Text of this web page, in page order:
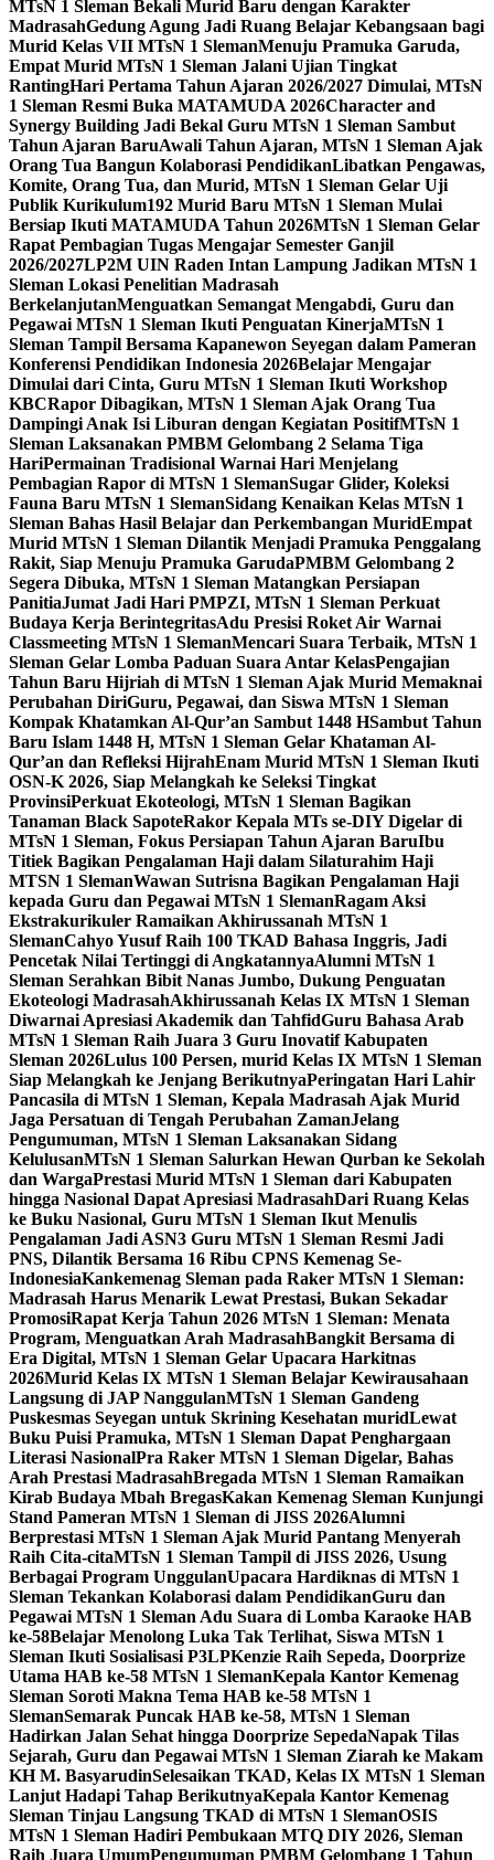
MTsN 1 Sleman Bekali Murid Baru dengan Karakter
MadrasahGedung Agung Jadi Ruang Belajar Kebangsaan bagi
Murid Kelas VII MTsN 1 SlemanMenuju Pramuka Garuda,
Empat Murid MTsN 1 Sleman Jalani Ujian Tingkat
RantingHari Pertama Tahun Ajaran 2026/2027 Dimulai, MTsN
1 Sleman Resmi Buka MATAMUDA 2026Character and
Synergy Building Jadi Bekal Guru MTsN 1 Sleman Sambut
Tahun Ajaran BaruAwali Tahun Ajaran, MTsN 1 Sleman Ajak
Orang Tua Bangun Kolaborasi PendidikanLibatkan Pengawas,
Komite, Orang Tua, dan Murid, MTsN 1 Sleman Gelar Uji
Publik Kurikulum192 Murid Baru MTsN 1 Sleman Mulai
Bersiap Ikuti MATAMUDA Tahun 2026MTsN 1 Sleman Gelar
Rapat Pembagian Tugas Mengajar Semester Ganjil
2026/2027LP2M UIN Raden Intan Lampung Jadikan MTsN 1
Sleman Lokasi Penelitian Madrasah
BerkelanjutanMenguatkan Semangat Mengabdi, Guru dan
Pegawai MTsN 1 Sleman Ikuti Penguatan KinerjaMTsN 1
Sleman Tampil Bersama Kapanewon Seyegan dalam Pameran
Konferensi Pendidikan Indonesia 2026Belajar Mengajar
Dimulai dari Cinta, Guru MTsN 1 Sleman Ikuti Workshop
KBCRapor Dibagikan, MTsN 1 Sleman Ajak Orang Tua
Dampingi Anak Isi Liburan dengan Kegiatan PositifMTsN 1
Sleman Laksanakan PMBM Gelombang 2 Selama Tiga
HariPermainan Tradisional Warnai Hari Menjelang
Pembagian Rapor di MTsN 1 SlemanSugar Glider, Koleksi
Fauna Baru MTsN 1 SlemanSidang Kenaikan Kelas MTsN 1
Sleman Bahas Hasil Belajar dan Perkembangan MuridEmpat
Murid MTsN 1 Sleman Dilantik Menjadi Pramuka Penggalang
Rakit, Siap Menuju Pramuka GarudaPMBM Gelombang 2
Segera Dibuka, MTsN 1 Sleman Matangkan Persiapan
PanitiaJumat Jadi Hari PMPZI, MTsN 1 Sleman Perkuat
Budaya Kerja BerintegritasAdu Presisi Roket Air Warnai
Classmeeting MTsN 1 SlemanMencari Suara Terbaik, MTsN 1
Sleman Gelar Lomba Paduan Suara Antar KelasPengajian
Tahun Baru Hijriah di MTsN 1 Sleman Ajak Murid Memaknai
Perubahan DiriGuru, Pegawai, dan Siswa MTsN 1 Sleman
Kompak Khatamkan Al-Qur’an Sambut 1448 HSambut Tahun
Baru Islam 1448 H, MTsN 1 Sleman Gelar Khataman Al-
Qur’an dan Refleksi HijrahEnam Murid MTsN 1 Sleman Ikuti
OSN-K 2026, Siap Melangkah ke Seleksi Tingkat
ProvinsiPerkuat Ekoteologi, MTsN 1 Sleman Bagikan
Tanaman Black SapoteRakor Kepala MTs se-DIY Digelar di
MTsN 1 Sleman, Fokus Persiapan Tahun Ajaran BaruIbu
Titiek Bagikan Pengalaman Haji dalam Silaturahim Haji
MTSN 1 SlemanWawan Sutrisna Bagikan Pengalaman Haji
kepada Guru dan Pegawai MTsN 1 SlemanRagam Aksi
Ekstrakurikuler Ramaikan Akhirussanah MTsN 1
SlemanCahyo Yusuf Raih 100 TKAD Bahasa Inggris, Jadi
Pencetak Nilai Tertinggi di AngkatannyaAlumni MTsN 1
Sleman Serahkan Bibit Nanas Jumbo, Dukung Penguatan
Ekoteologi MadrasahAkhirussanah Kelas IX MTsN 1 Sleman
Diwarnai Apresiasi Akademik dan TahfidGuru Bahasa Arab
MTsN 1 Sleman Raih Juara 3 Guru Inovatif Kabupaten
Sleman 2026Lulus 100 Persen, murid Kelas IX MTsN 1 Sleman
Siap Melangkah ke Jenjang BerikutnyaPeringatan Hari Lahir
Pancasila di MTsN 1 Sleman, Kepala Madrasah Ajak Murid
Jaga Persatuan di Tengah Perubahan ZamanJelang
Pengumuman, MTsN 1 Sleman Laksanakan Sidang
KelulusanMTsN 1 Sleman Salurkan Hewan Qurban ke Sekolah
dan WargaPrestasi Murid MTsN 1 Sleman dari Kabupaten
hingga Nasional Dapat Apresiasi MadrasahDari Ruang Kelas
ke Buku Nasional, Guru MTsN 1 Sleman Ikut Menulis
Pengalaman Jadi ASN3 Guru MTsN 1 Sleman Resmi Jadi
PNS, Dilantik Bersama 16 Ribu CPNS Kemenag Se-
IndonesiaKankemenag Sleman pada Raker MTsN 1 Sleman:
Madrasah Harus Menarik Lewat Prestasi, Bukan Sekadar
PromosiRapat Kerja Tahun 2026 MTsN 1 Sleman: Menata
Program, Menguatkan Arah MadrasahBangkit Bersama di
Era Digital, MTsN 1 Sleman Gelar Upacara Harkitnas
2026Murid Kelas IX MTsN 1 Sleman Belajar Kewirausahaan
Langsung di JAP NanggulanMTsN 1 Sleman Gandeng
Puskesmas Seyegan untuk Skrining Kesehatan muridLewat
Buku Puisi Pramuka, MTsN 1 Sleman Dapat Penghargaan
Literasi NasionalPra Raker MTsN 1 Sleman Digelar, Bahas
Arah Prestasi MadrasahBregada MTsN 1 Sleman Ramaikan
Kirab Budaya Mbah BregasKakan Kemenag Sleman Kunjungi
Stand Pameran MTsN 1 Sleman di JISS 2026Alumni
Berprestasi MTsN 1 Sleman Ajak Murid Pantang Menyerah
Raih Cita-citaMTsN 1 Sleman Tampil di JISS 2026, Usung
Berbagai Program UnggulanUpacara Hardiknas di MTsN 1
Sleman Tekankan Kolaborasi dalam PendidikanGuru dan
Pegawai MTsN 1 Sleman Adu Suara di Lomba Karaoke HAB
ke-58Belajar Menolong Luka Tak Terlihat, Siswa MTsN 1
Sleman Ikuti Sosialisasi P3LPKenzie Raih Sepeda, Doorprize
Utama HAB ke-58 MTsN 1 SlemanKepala Kantor Kemenag
Sleman Soroti Makna Tema HAB ke-58 MTsN 1
SlemanSemarak Puncak HAB ke-58, MTsN 1 Sleman
Hadirkan Jalan Sehat hingga Doorprize SepedaNapak Tilas
Sejarah, Guru dan Pegawai MTsN 1 Sleman Ziarah ke Makam
KH M. BasyarudinSelesaikan TKAD, Kelas IX MTsN 1 Sleman
Lanjut Hadapi Tahap BerikutnyaKepala Kantor Kemenag
Sleman Tinjau Langsung TKAD di MTsN 1 SlemanOSIS
MTsN 1 Sleman Hadiri Pembukaan MTQ DIY 2026, Sleman
Raih Juara UmumPengumuman PMBM Gelombang 1 Tahun